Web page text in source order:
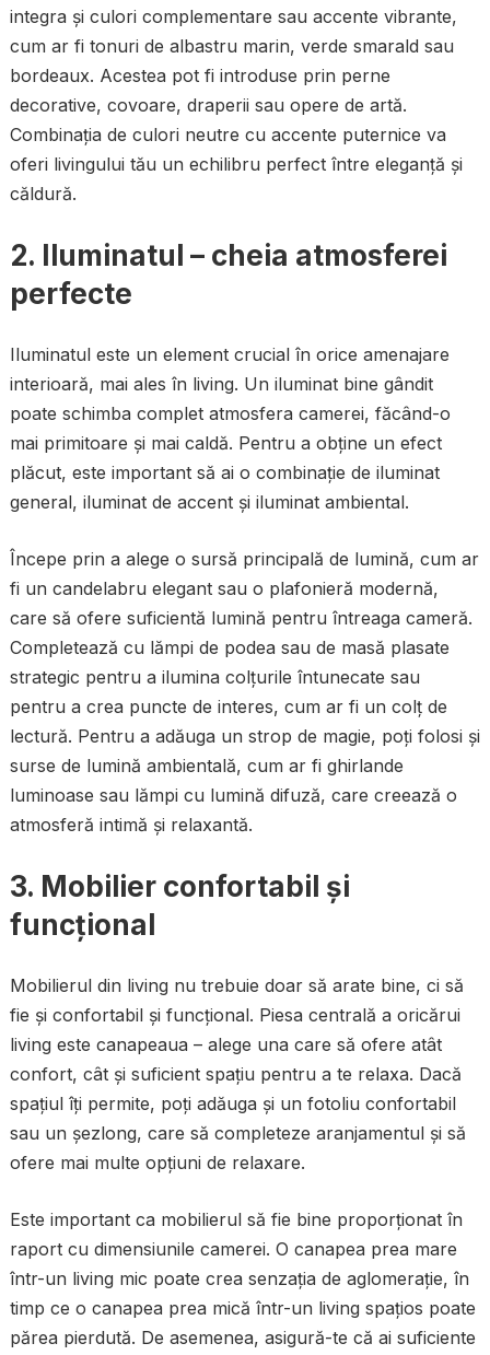
integra și culori complementare sau accente vibrante,
cum ar fi tonuri de albastru marin, verde smarald sau
bordeaux. Acestea pot fi introduse prin perne
decorative, covoare, draperii sau opere de artă.
Combinația de culori neutre cu accente puternice va
oferi livingului tău un echilibru perfect între eleganță și
căldură.
2. Iluminatul – cheia atmosferei
perfecte
Iluminatul este un element crucial în orice amenajare
interioară, mai ales în living. Un iluminat bine gândit
poate schimba complet atmosfera camerei, făcând-o
mai primitoare și mai caldă. Pentru a obține un efect
plăcut, este important să ai o combinație de iluminat
general, iluminat de accent și iluminat ambiental.
Începe prin a alege o sursă principală de lumină, cum ar
fi un candelabru elegant sau o plafonieră modernă,
care să ofere suficientă lumină pentru întreaga cameră.
Completează cu lămpi de podea sau de masă plasate
strategic pentru a ilumina colțurile întunecate sau
pentru a crea puncte de interes, cum ar fi un colț de
lectură. Pentru a adăuga un strop de magie, poți folosi și
surse de lumină ambientală, cum ar fi ghirlande
luminoase sau lămpi cu lumină difuză, care creează o
atmosferă intimă și relaxantă.
3. Mobilier confortabil și
funcțional
Mobilierul din living nu trebuie doar să arate bine, ci să
fie și confortabil și funcțional. Piesa centrală a oricărui
living este canapeaua – alege una care să ofere atât
confort, cât și suficient spațiu pentru a te relaxa. Dacă
spațiul îți permite, poți adăuga și un fotoliu confortabil
sau un șezlong, care să completeze aranjamentul și să
ofere mai multe opțiuni de relaxare.
Este important ca mobilierul să fie bine proporționat în
raport cu dimensiunile camerei. O canapea prea mare
într-un living mic poate crea senzația de aglomerație, în
timp ce o canapea prea mică într-un living spațios poate
părea pierdută. De asemenea, asigură-te că ai suficiente